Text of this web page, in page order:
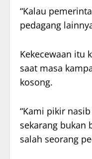
“Kalau
pedagang
Kekecewaan itu
saat masa
kosong.
“Kami pikir
sekarang bukan
salah seorang